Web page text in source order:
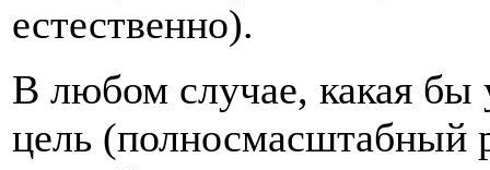
естественно).
В любом случае, какая бы
цель (полносмасштабный